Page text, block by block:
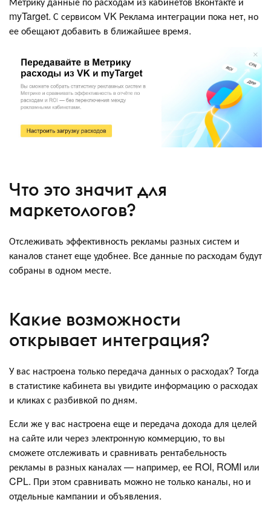
myTarget. С сервисом VK Реклама интеграции пока нет, но
ее обещают добавить в ближайшее время.
Что это значит для
маркетологов?
Отслеживать эффективность рекламы разных систем и
каналов станет еще удобнее. Все данные по расходам будут
собраны в одном месте.
Какие возможности
открывает интеграция?
У вас настроена только передача данных о расходах? Тогда
в статистике кабинета вы увидите информацию о расходах
и кликах с разбивкой по дням.
Если же у вас настроена еще и передача дохода для целей
на сайте или через электронную коммерцию, то вы
сможете отслеживать и сравнивать рентабельность
рекламы в разных каналах — например, ее ROI, ROMI или
CPL. При этом сравнивать можно не только каналы, но и
отдельные кампании и объявления.